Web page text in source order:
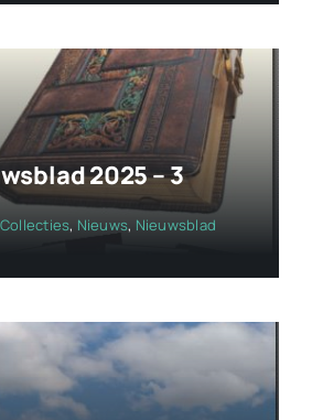
2025 – 3
Collecties, Nieuws, Nieuwsblad